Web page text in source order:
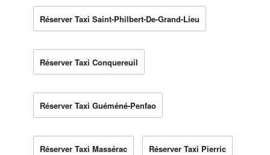
Réserver Taxi Saint-Philbert-De-Grand-Lieu
Réserver Taxi Conquereuil
Réserver Taxi Guéméné-Penfao
Réserver Taxi Massérac Réserver Taxi Pierric